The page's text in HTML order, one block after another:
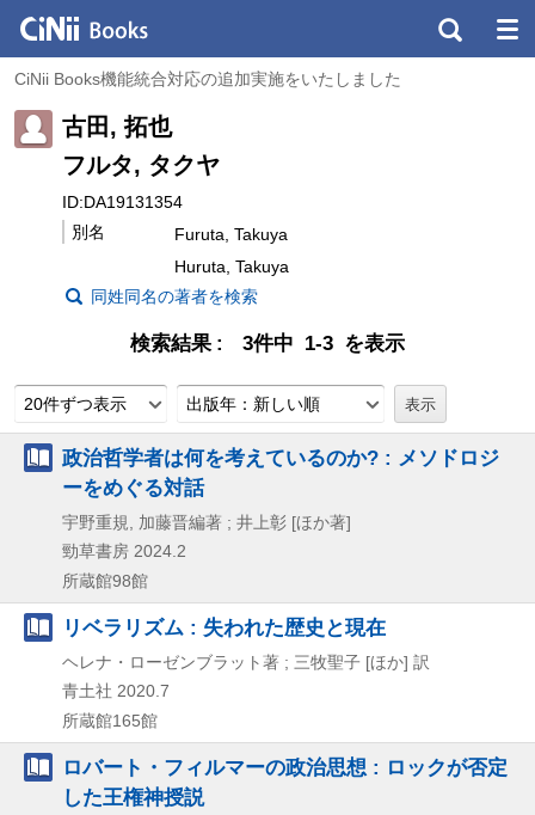
CiNii Books機能統合対応の追加実施をいたしました
古田, 拓也
フルタ, タクヤ
ID:DA19131354
別名
Furuta, Takuya
Huruta, Takuya
同姓同名の著者を検索
検索結果 3件中 1-3 を表示
20件ずつ表示 出版年：新しい順
政治哲学者は何を考えているのか? : メソドロジ
ーをめぐる対話
宇野重規, 加藤晋編著 ; 井上彰 [ほか著]
勁草書房 2024.2
所蔵館98館
リベラリズム : 失われた歴史と現在
ヘレナ・ローゼンブラット著 ; 三牧聖子 [ほか] 訳
青土社 2020.7
所蔵館165館
ロバート・フィルマーの政治思想 : ロックが否定
した王権神授説